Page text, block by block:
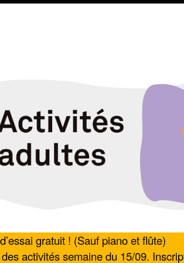
gratuit ! (Sauf piano et flûte)
activités semaine du 15/09.